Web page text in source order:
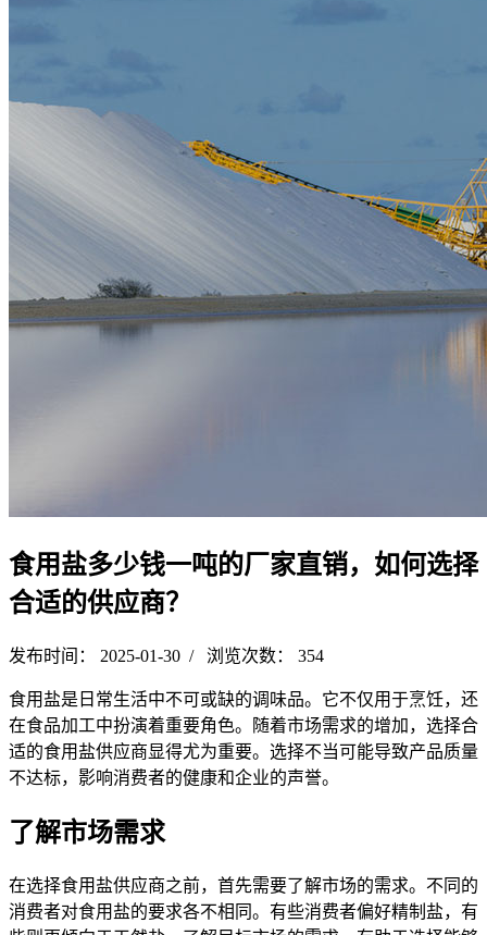
食用盐多少钱一吨的厂家直销，如何选择
合适的供应商？
发布时间： 2025-01-30 / 浏览次数： 354
食用盐是日常生活中不可或缺的调味品。它不仅用于烹饪，还
在食品加工中扮演着重要角色。随着市场需求的增加，选择合
适的食用盐供应商显得尤为重要。选择不当可能导致产品质量
不达标，影响消费者的健康和企业的声誉。
了解市场需求
在选择食用盐供应商之前，首先需要了解市场的需求。不同的
消费者对食用盐的要求各不相同。有些消费者偏好精制盐，有